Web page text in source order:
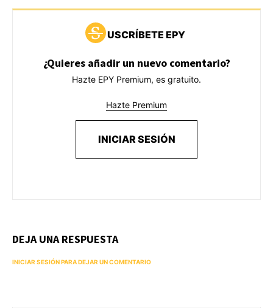
USCRÍBETE EPY
¿Quieres añadir un nuevo comentario?
Hazte EPY Premium, es gratuito.
Hazte Premium
INICIAR SESIÓN
DEJA UNA RESPUESTA
INICIAR SESIÓN PARA DEJAR UN COMENTARIO